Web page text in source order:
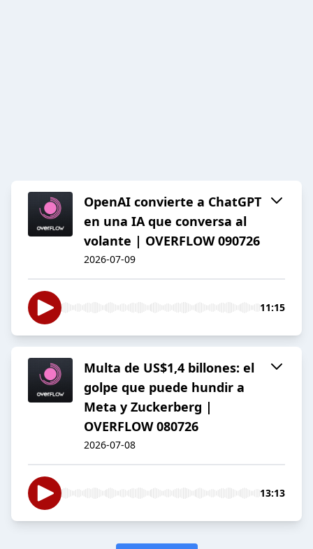
OpenAI convierte a ChatGPT
en una IA que conversa al
volante | OVERFLOW 090726
2026-07-09
11:15
Multa de US$1,4 billones: el
golpe que puede hundir a
Meta y Zuckerberg |
OVERFLOW 080726
2026-07-08
13:13